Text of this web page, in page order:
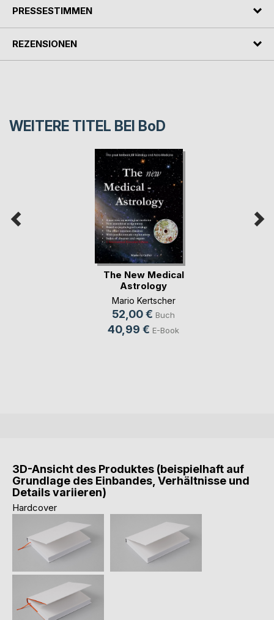
PRESSESTIMMEN
REZENSIONEN
WEITERE TITEL BEI BoD
The New Medical
Astrology
Mario Kertscher
52,00 € Buch
40,99 € E-Book
3D-Ansicht des Produktes (beispielhaft auf
Grundlage des Einbandes, Verhältnisse und
Details variieren)
Hardcover